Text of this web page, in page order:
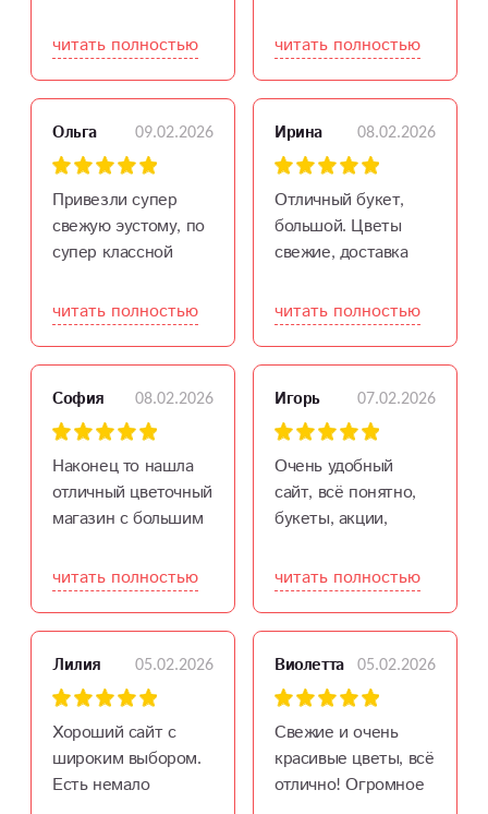
вкус и цвет.
Доброжелательный
читать полностью
букет, учла все мои
предпочтения.
и цветы выглядели
свежо, пахли просто
чудесно. спасибо за
качественную
работу!
читать полностью
Ольга 09.02.2026
Привезли супер
свежую эустому, по
супер классной
спасибо!
читать полностью
Ирина 08.02.2026
Отличный букет,
большой. Цветы
свежие, доставка
Именинница в
восторге.
и магазин.
читать полностью
София 08.02.2026
Наконец то нашла
отличный цветочный
магазин с большим
цветов от роз до
орхидей. Качество
доставка очень
удобна. Рекомендую
для подарков и для
себя!
читать полностью
Игорь 07.02.2026
Очень удобный
сайт, всё понятно,
букеты, акции,
Не пришлось никуда
звонить, заказал
реально действуют,
что указано, то и
получил. Буду
заказывать снова.
читать полностью
Лилия 05.02.2026
Хороший сайт с
широким выбором.
Есть немало
Виолетта 05.02.2026
Свежие и очень
красивые цветы, всё
отлично! Огромное